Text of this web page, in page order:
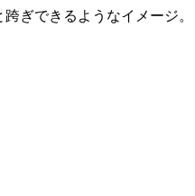
ぎできるようなイメージ。